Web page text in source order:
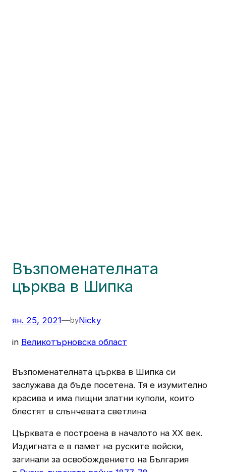
Възпоменателната
църква в Шипка
ян. 25, 2021—byNicky
in Великотърновска област
Възпоменателната църква в Шипка си
заслужава да бъде посетена. Тя е изумително
красива и има пищни златни куполи, които
блестят в слънчевата светлина
Църквата е построена в началото на XX век.
Издигната е в памет на руските войски,
загинали за освобождението на България